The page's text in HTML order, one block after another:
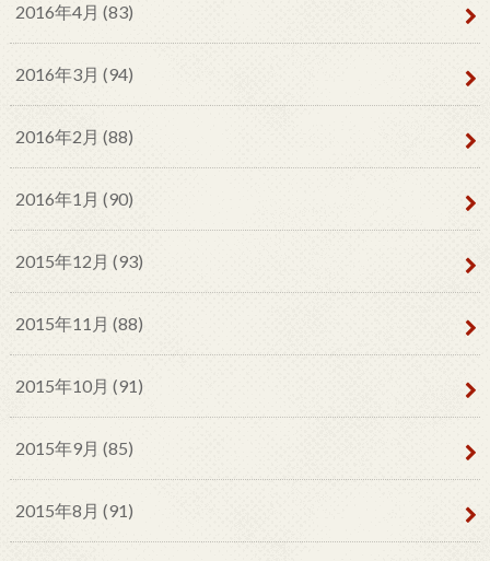
2016年4月 (83)
2016年3月 (94)
2016年2月 (88)
2016年1月 (90)
2015年12月 (93)
2015年11月 (88)
2015年10月 (91)
2015年9月 (85)
2015年8月 (91)